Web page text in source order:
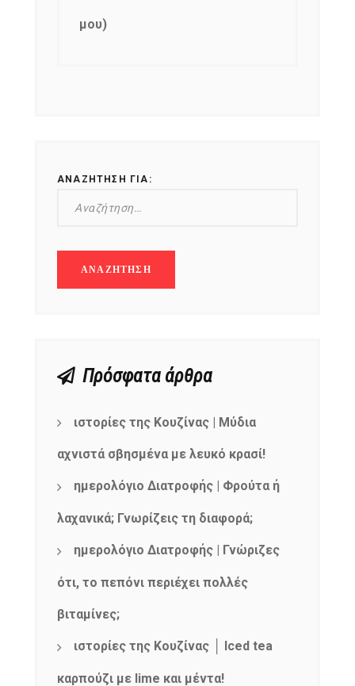
μου)
ΑΝΑΖΉΤΗΣΗ ΓΙΑ:
Πρόσφατα άρθρα
ιστορίες της Κουζίνας | Μύδια
αχνιστά σβησμένα με λευκό κρασί!
ημερολόγιο Διατροφής | Φρούτα ή
λαχανικά; Γνωρίζεις τη διαφορά;
ημερολόγιο Διατροφής | Γνώριζες
ότι, το πεπόνι περιέχει πολλές
βιταμίνες;
ιστορίες της Κουζίνας │ Iced tea
καρπούζι με lime και μέντα!